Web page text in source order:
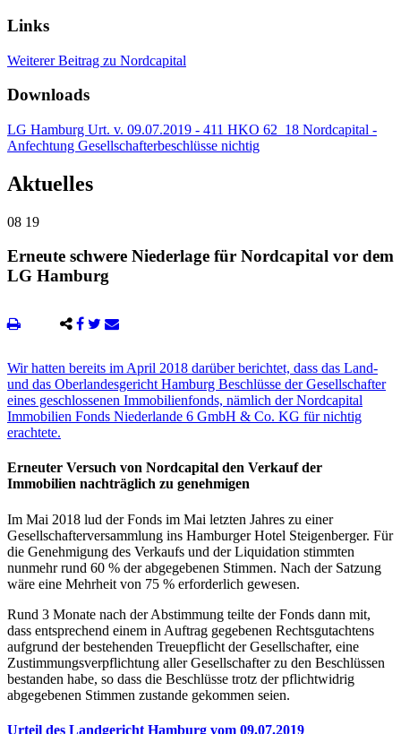
Links
Weiterer Beitrag zu Nordcapital
Downloads
LG Hamburg Urt. v. 09.07.2019 - 411 HKO 62_18 Nordcapital -
Anfechtung Gesellschafterbeschlüsse nichtig
Aktuelles
08 19
Erneute schwere Niederlage für Nordcapital vor dem
LG Hamburg
Wir hatten bereits im April 2018 darüber berichtet, dass das Land-
und das Oberlandesgericht Hamburg Beschlüsse der Gesellschafter
eines geschlossenen Immobilienfonds, nämlich der Nordcapital
Immobilien Fonds Niederlande 6 GmbH & Co. KG für nichtig
erachtete.
Erneuter Versuch von Nordcapital den Verkauf der
Immobilien nachträglich zu genehmigen
Im Mai 2018 lud der Fonds im Mai letzten Jahres zu einer
Gesellschafterversammlung ins Hamburger Hotel Steigenberger. Für
die Genehmigung des Verkaufs und der Liquidation stimmten
nunmehr rund 60 % der abgegebenen Stimmen. Nach der Satzung
wäre eine Mehrheit von 75 % erforderlich gewesen.
Rund 3 Monate nach der Abstimmung teilte der Fonds dann mit,
dass entsprechend einem in Auftrag gegebenen Rechtsgutachtens
aufgrund der bestehenden Treuepflicht der Gesellschafter, eine
Zustimmungsverpflichtung aller Gesellschafter zu den Beschlüssen
bestanden habe, so dass die Beschlüsse trotz der pflichtwidrig
abgegebenen Stimmen zustande gekommen seien.
Urteil des Landgericht Hamburg vom 09.07.2019